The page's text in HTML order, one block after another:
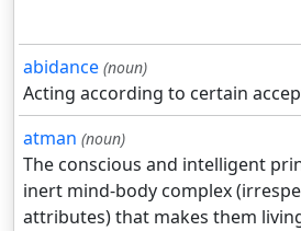
abidance (noun)
Acting according to certain
atman (noun)
The conscious and intelligent
inert mind-body complex
attributes) that makes them